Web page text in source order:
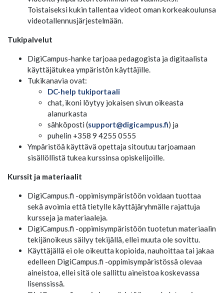
Toistaiseksi kukin tallentaa videot oman korkeakoulunsa
videotallennusjärjestelmään.
Tukipalvelut
DigiCampus-hanke tarjoaa pedagogista ja digitaalista
käyttäjätukea ympäristön käyttäjille.
Tukikanavia ovat:
DC-help tukiportaali
chat, ikoni löytyy jokaisen sivun oikeasta
alanurkasta
sähköposti (support@digicampus.fi) ja
puhelin +358 9 4255 0555
Ympäristöä käyttävä opettaja sitoutuu tarjoamaan
sisällöllistä tukea kurssinsa opiskelijoille.
Kurssit ja materiaalit
DigiCampus.fi -oppimisympäristöön voidaan tuottaa
sekä avoimia että tietylle käyttäjäryhmälle rajattuja
kursseja ja materiaaleja.
DigiCampus.fi -oppimisympäristöön tuotetun materiaalin
tekijänoikeus säilyy tekijällä, ellei muuta ole sovittu.
Käyttäjällä ei ole oikeutta kopioida, nauhoittaa tai jakaa
edelleen DigiCampus.fi -oppimisympäristössä olevaa
aineistoa, ellei sitä ole sallittu aineistoa koskevassa
lisenssissä.